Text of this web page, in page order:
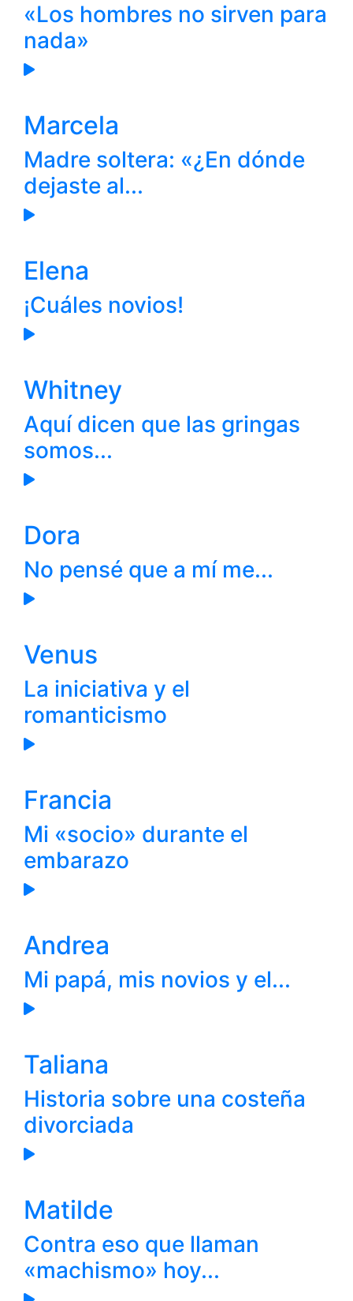
«Los hombres no sirven para
nada»
Marcela
Madre soltera: «¿En dónde
dejaste al...
Elena
¡Cuáles novios!
Whitney
Aquí dicen que las gringas
somos...
Dora
No pensé que a mí me...
Venus
La iniciativa y el
romanticismo
Francia
Mi «socio» durante el
embarazo
Andrea
Mi papá, mis novios y el...
Taliana
Historia sobre una costeña
divorciada
Matilde
Contra eso que llaman
«machismo» hoy...